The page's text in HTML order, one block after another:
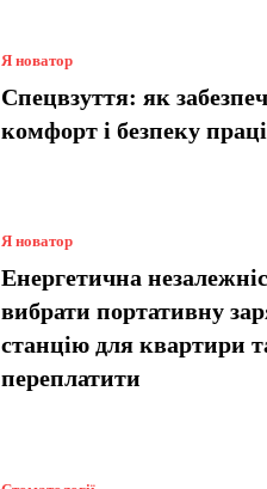
Я новатор
Спецвзуття: як
комфорт і безпеку
Я новатор
Енергетична
вибрати портативну
станцію для квартири
переплатити